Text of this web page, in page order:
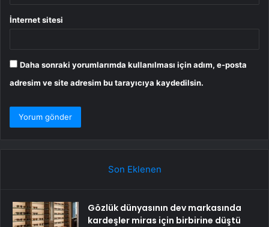
İnternet sitesi
Daha sonraki yorumlarımda kullanılması için adım, e-posta
adresim ve site adresim bu tarayıcıya kaydedilsin.
Son Eklenen
Gözlük dünyasının dev markasında
kardeşler miras için birbirine düştü